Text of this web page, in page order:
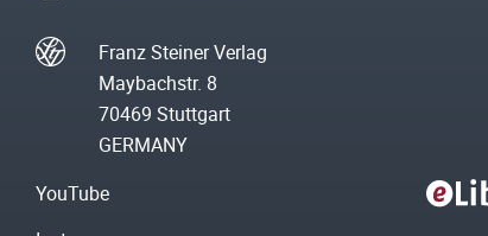
Franz Steiner Verlag
Maybachstr. 8
70469 Stuttgart
GERMANY
YouTube